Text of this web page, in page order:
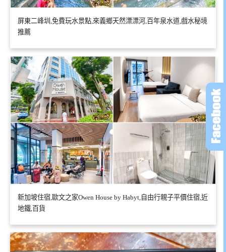
屏東二峰圳,免費玩水景點,來義鄉天然漂漂河,百年泉水道,戲水秘境
推薦
新加坡住宿,歐文之家Owen House by Habyt,自由行親子平價住宿,近
地鐵,百貨